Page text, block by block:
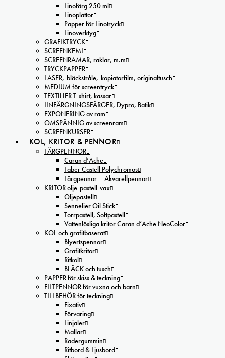
Linofärg 250 ml
Linoplattor
Papper för Linotryck
Linoverktyg
GRAFIKTRYCK
SCREENKEMI
SCREENRAMAR, raklar, m.m
TRYCKPAPPER
LASER,-bläckstråle,-kopiatorfilm, oríginaltusch
MEDIUM för screentryck
TEXTILIER T-shirt, kassar
IINFÄRGNINGSFÄRGER, Dypro, Batik
EXPONERING av ram
OMSPÄNNIG av screenram
SCREENKURSER
KOL, KRITOR & PENNOR
FÄRGPENNOR
Caran d’Ache
Faber Castell Polychromos
Färgpennor – Akvarellpennor
KRITOR olje-pastell-vax
Oljepastell
Sennelier Oil Stick
Torrpastell, Softpastell
Vattenlösliga kritor Caran d’Ache NeoColor
KOL och grafitbaserat
Blyertspennor
Grafitkritor
Ritkol
BLÄCK och tusch
PAPPER för skiss & teckning
FILTPENNOR för vuxna och barn
TILLBEHÖR för teckning
Fixativ
Förvaring
Linjaler
Mallar
Radergummin
Ritbord & Ljusbord